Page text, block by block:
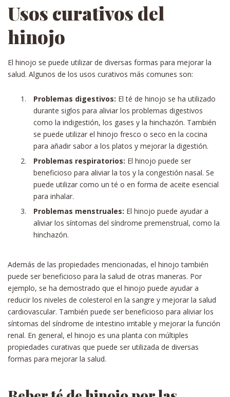
Usos curativos del
hinojo
El hinojo se puede utilizar de diversas formas para mejorar la
salud. Algunos de los usos curativos más comunes son:
Problemas digestivos: El té de hinojo se ha utilizado
durante siglos para aliviar los problemas digestivos
como la indigestión, los gases y la hinchazón. También
se puede utilizar el hinojo fresco o seco en la cocina
para añadir sabor a los platos y mejorar la digestión.
Problemas respiratorios: El hinojo puede ser
beneficioso para aliviar la tos y la congestión nasal. Se
puede utilizar como un té o en forma de aceite esencial
para inhalar.
Problemas menstruales: El hinojo puede ayudar a
aliviar los síntomas del síndrome premenstrual, como la
hinchazón.
Además de las propiedades mencionadas, el hinojo también
puede ser beneficioso para la salud de otras maneras. Por
ejemplo, se ha demostrado que el hinojo puede ayudar a
reducir los niveles de colesterol en la sangre y mejorar la salud
cardiovascular. También puede ser beneficioso para aliviar los
síntomas del síndrome de intestino irritable y mejorar la función
renal. En general, el hinojo es una planta con múltiples
propiedades curativas que puede ser utilizada de diversas
formas para mejorar la salud.